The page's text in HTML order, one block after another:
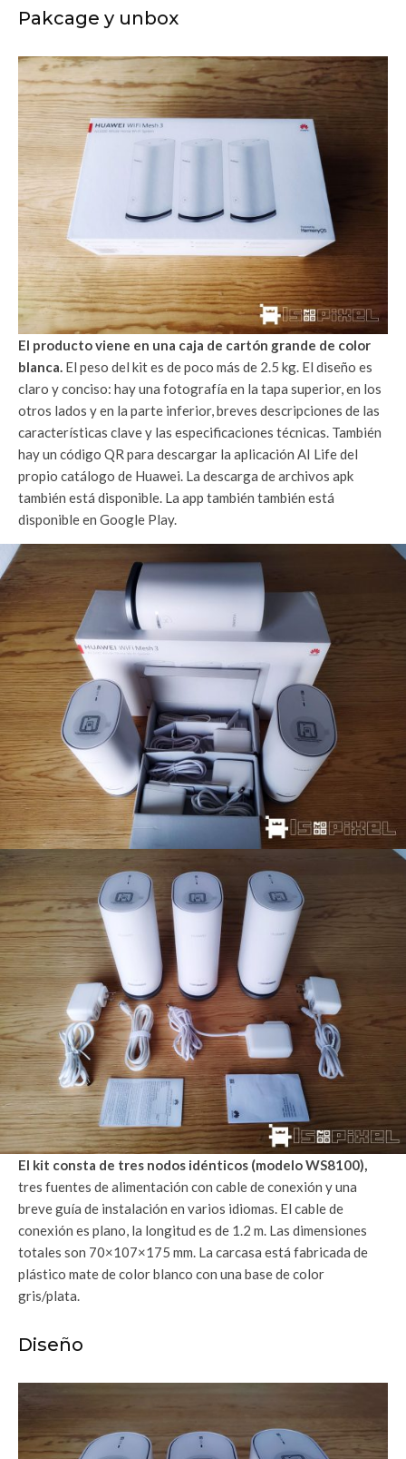
Pakcage y unbox
El producto viene en una caja de cartón grande de color
blanca. El peso del kit es de poco más de 2.5 kg. El diseño es
claro y conciso: hay una fotografía en la tapa superior, en los
otros lados y en la parte inferior, breves descripciones de las
características clave y las especificaciones técnicas. También
hay un código QR para descargar la aplicación AI Life del
propio catálogo de Huawei. La descarga de archivos apk
también está disponible. La app también también está
disponible en Google Play.
El kit consta de tres nodos idénticos (modelo WS8100),
tres fuentes de alimentación con cable de conexión y una
breve guía de instalación en varios idiomas. El cable de
conexión es plano, la longitud es de 1.2 m. Las dimensiones
totales son 70×107×175 mm. La carcasa está fabricada de
plástico mate de color blanco con una base de color
gris/plata.
Diseño